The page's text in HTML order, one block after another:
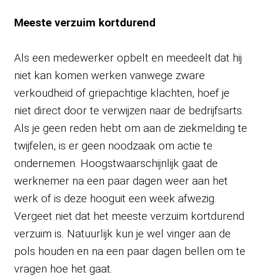
Meeste verzuim kortdurend
Als een medewerker opbelt en meedeelt dat hij
niet kan komen werken vanwege zware
verkoudheid of griepachtige klachten, hoef je
niet direct door te verwijzen naar de bedrijfsarts.
Als je geen reden hebt om aan de ziekmelding te
twijfelen, is er geen noodzaak om actie te
ondernemen. Hoogstwaarschijnlijk gaat de
werknemer na een paar dagen weer aan het
werk of is deze hooguit een week afwezig.
Vergeet niet dat het meeste verzuim kortdurend
verzuim is. Natuurlijk kun je wel vinger aan de
pols houden en na een paar dagen bellen om te
vragen hoe het gaat.